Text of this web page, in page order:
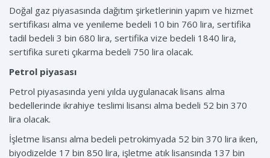
Doğal gaz piyasasında dağıtım şirketlerinin yapım ve hizmet
sertifikası alma ve yenileme bedeli 10 bin 760 lira, sertifika
tadil bedeli 3 bin 680 lira, sertifika vize bedeli 1840 lira,
sertifika sureti çıkarma bedeli 750 lira olacak.
Petrol piyasası
Petrol piyasasında yeni yılda uygulanacak lisans alma
bedellerinde ikrahiye teslimi lisansı alma bedeli 52 bin 370
lira olacak.
İşletme lisansı alma bedeli petrokimyada 52 bin 370 lira iken,
biyodizelde 17 bin 850 lira, işletme atık lisansında 137 bin